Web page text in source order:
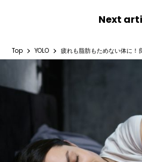
Next
Top YOLO 疲れも脂肪もためない体に！